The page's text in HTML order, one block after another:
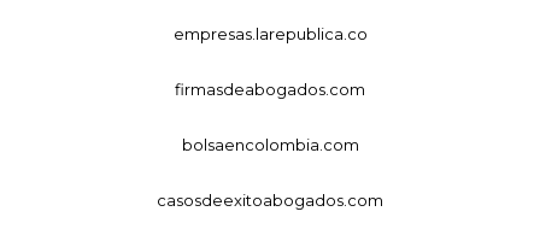
empresas.larepublica.co
firmasdeabogados.com
bolsaencolombia.com
casosdeexitoabogados.com